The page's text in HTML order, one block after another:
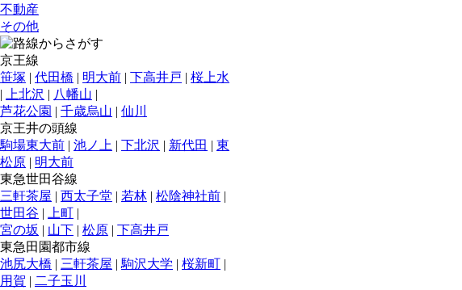
不動産
その他
京王線
笹塚 | 代田橋 | 明大前 | 下高井戸 | 桜上水
|
上北沢 | 八幡山 |
芦花公園 | 千歳烏山 | 仙川
京王井の頭線
駒場東大前 | 池ノ上 | 下北沢 | 新代田 | 東
松原 | 明大前
東急世田谷線
三軒茶屋 | 西太子堂 | 若林 | 松陰神社前 |
世田谷 | 上町 |
宮の坂 | 山下 | 松原 | 下高井戸
東急田園都市線
池尻大橋 | 三軒茶屋 | 駒沢大学 | 桜新町 |
用賀 | 二子玉川